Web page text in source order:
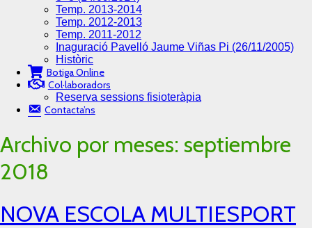
Temp. 2013-2014
Temp. 2012-2013
Temp. 2011-2012
Inaguració Pavelló Jaume Viñas Pi (26/11/2005)
Històric
Botiga Online
Col·laboradors
Reserva sessions fisioteràpia
Contacta’ns
Archivo por meses: septiembre
2018
NOVA ESCOLA MULTIESPORT